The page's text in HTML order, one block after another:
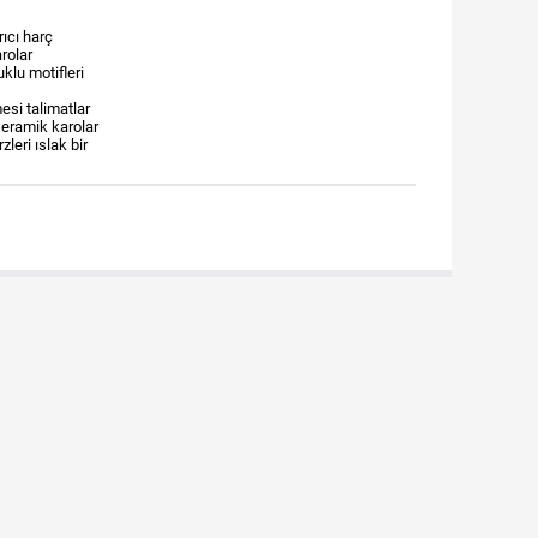
harç
motifleri
talimatlar
karolar
ıslak bir